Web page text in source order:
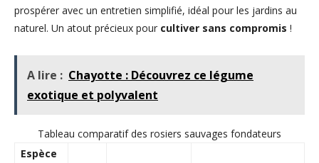
prospérer avec un entretien simplifié, idéal pour les jardins au
naturel. Un atout précieux pour cultiver sans compromis !
A lire : Chayotte : Découvrez ce légume
exotique et polyvalent
Tableau comparatif des rosiers sauvages fondateurs
Espèce